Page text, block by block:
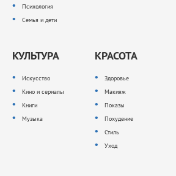
Психология
Семья и дети
КУЛЬТУРА
Искусство
Кино и сериалы
Книги
Музыка
КРАСОТА
Здоровье
Макияж
Показы
Похудение
Стиль
Уход